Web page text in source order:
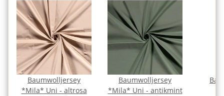
Baumwolljersey
*Mila* Uni - altrosa
Baumwolljersey
*Mila* Uni - antikmint